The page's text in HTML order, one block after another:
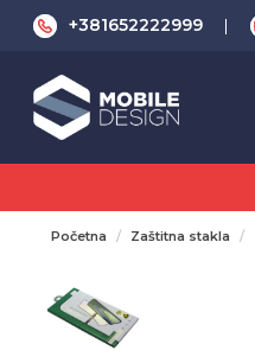
+381652222999
Početna Zaštitna stakla